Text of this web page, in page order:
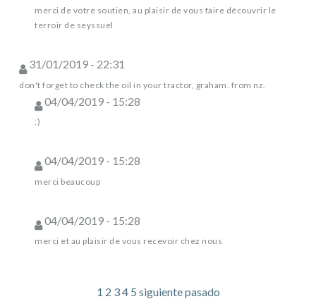
merci de votre soutien, au plaisir de vous faire découvrir le
terroir de seyssuel
31/01/2019 - 22:31
don't forget to check the oil in your tractor, graham. from nz.
04/04/2019 - 15:28
:)
04/04/2019 - 15:28
merci beaucoup
04/04/2019 - 15:28
merci et au plaisir de vous recevoir chez nous
1 2 34 5 siguientepasado